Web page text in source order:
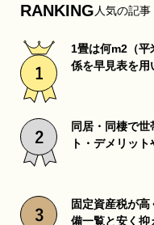
RANKING 人気の記事
1畳は何m2（平
係を早見表を用
同居・同棲で
ト・デメリッ
固定資産税が
備一覧と安く抑